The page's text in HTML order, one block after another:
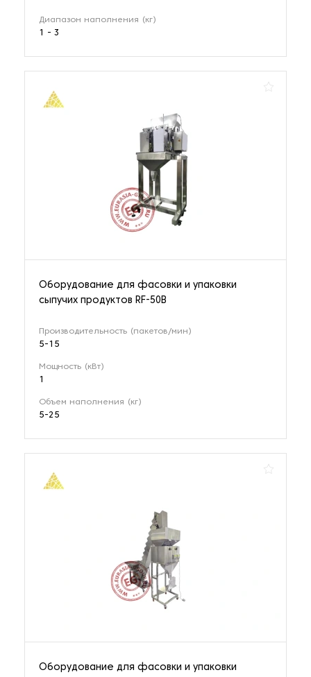
Диапазон наполнения (кг)
1 - 3
Оборудование для фасовки и упаковки
сыпучих продуктов RF-50B
Производительность (пакетов/мин)
5-15
Мощность (кВт)
1
Объем наполнения (кг)
5-25
Оборудование для фасовки и упаковки